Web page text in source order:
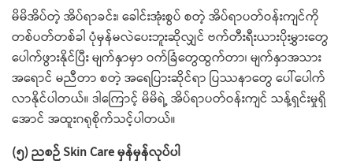
မိမိအိပ်တဲ့ အိပ်ရာခင်း၊ ခေါင်းအုံးစွပ် စတဲ့ အိပ်ရာပတ်ဝန်းကျင်ကို
တစ်ပတ်တစ်ခါ ပုံမှန်မလဲပေးဘူးဆိုလျှင် ဗက်တီးရီးယားပိုးမွှားတွေ
ပေါက်ဖွားနိုင်ပြီး မျက်နှာမှာ ဝက်ခြံတွေထွက်တာ၊ မျက်နှာအသား
အရောင် မညီတာ စတဲ့ အရေပြားဆိုင်ရာ ပြဿနာတွေ ပေါ်ပေါက်
လာနိုင်ပါတယ်။ ဒါကြောင့် မိမိရဲ့ အိပ်ရာပတ်ဝန်းကျင် သန့်ရှင်းမှုရှိ
အောင် အထူးဂရုစိုက်သင့်ပါတယ်။
(၅) ညစဉ် Skin Care မှန်မှန်လုပ်ပါ